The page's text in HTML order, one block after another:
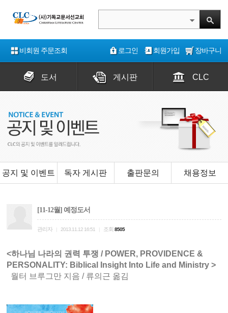
비회원 주문조회 로그인 회원가입 장바구니
도서 게시판 CLC
공지 및 이벤트 독자 게시판 출판문의 채용정보
[11-12월] 예정도서
관리자 2013.11.12 16:51 조회 8505
<하나님 나라의 권력 투쟁 / POWER, PROVIDENCE &
PERSONALITY: Biblical Insight Into Life and Ministry >
월터 브루그만 지음 / 류의근 옮김